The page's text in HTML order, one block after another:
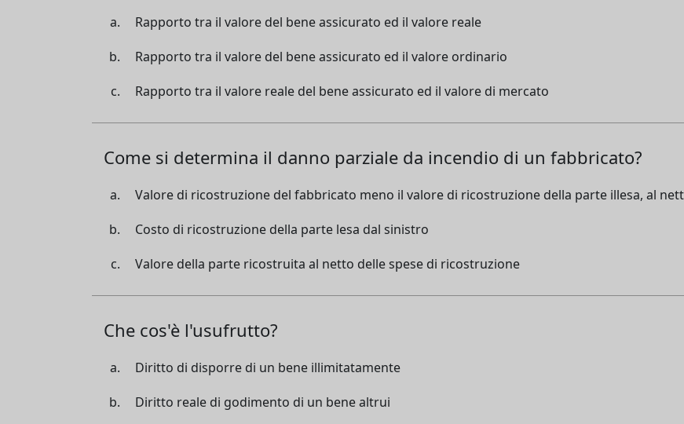
Rapporto tra il valore del bene assicurato ed il valore reale
Rapporto tra il valore del bene assicurato ed il valore ordinario
Rapporto tra il valore reale del bene assicurato ed il valore di mercato
Come si determina il danno parziale da incendio di un fabbricato?
Valore di ricostruzione del fabbricato meno il valore di ricostruzione della parte illesa, al
Costo di ricostruzione della parte lesa dal sinistro
Valore della parte ricostruita al netto delle spese di ricostruzione
Che cos'è l'usufrutto?
Diritto di disporre di un bene illimitatamente
Diritto reale di godimento di un bene altrui